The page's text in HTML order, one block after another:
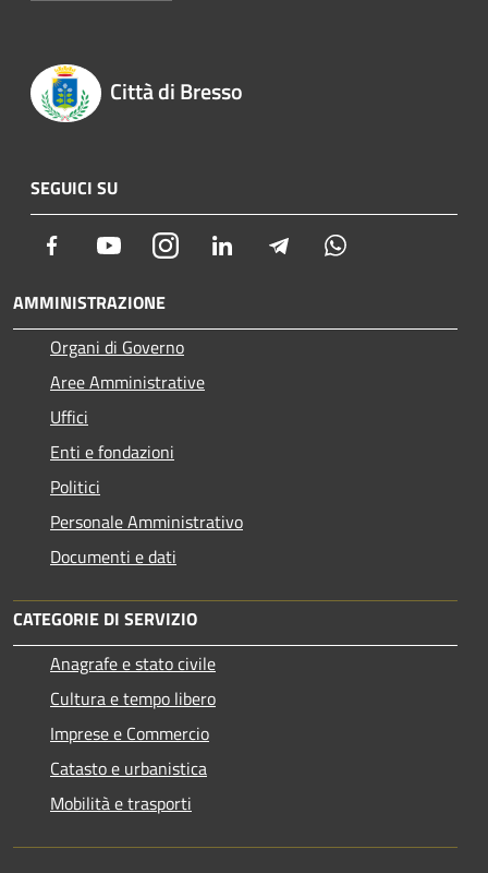
Città di Bresso
SEGUICI SU
Facebook YoutubeInstagram LinkedIn Telegram
AMMINISTRAZIONE
Organi di Governo
Aree Amministrative
Uffici
Enti e fondazioni
Politici
Personale Amministrativo
Documenti e dati
CATEGORIE DI SERVIZIO
Anagrafe e stato civile
Cultura e tempo libero
Imprese e Commercio
Catasto e urbanistica
Mobilità e trasporti